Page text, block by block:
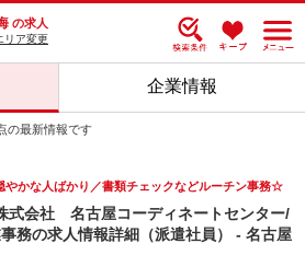
の求人
リア変更
企業情報
の最新情報です
やかな人ばかり／書類チェックなどルーチン事務☆
式会社 名古屋コーディネートセンター/
務の求人情報詳細（派遣社員） - 名古屋